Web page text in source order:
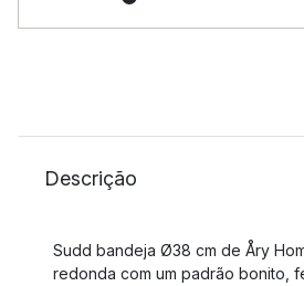
Descrição
Sudd bandeja Ø38 cm de Åry
redonda com um padrão bonito,